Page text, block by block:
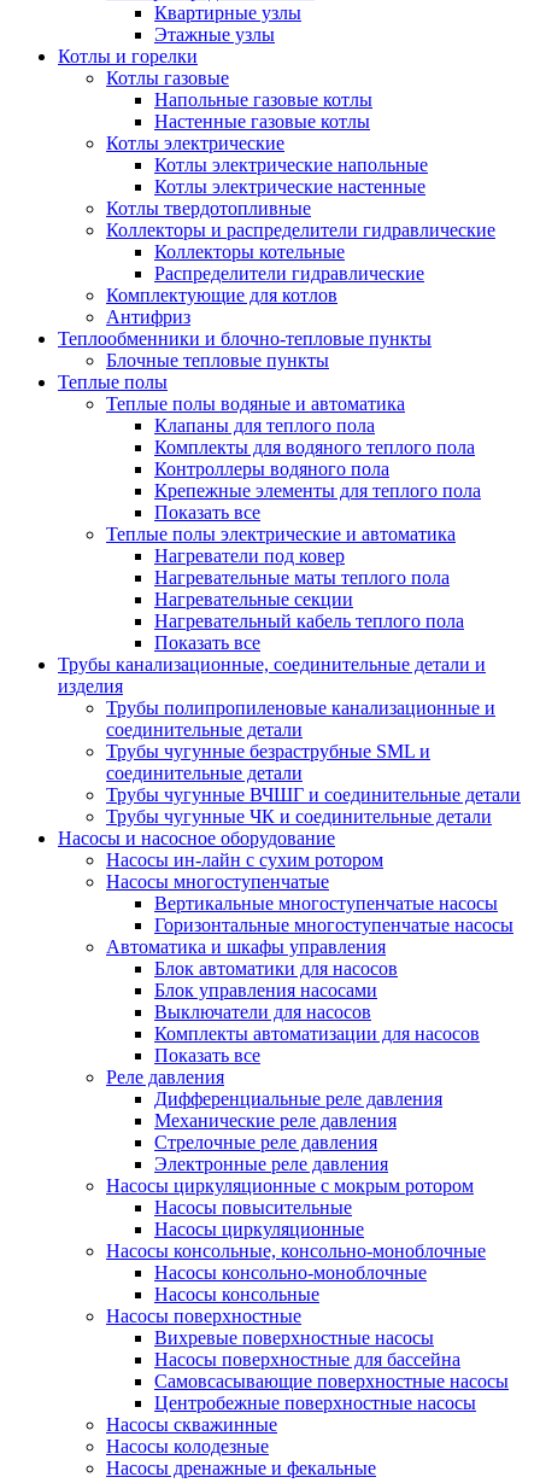
Квартирные узлы
Этажные узлы
Котлы и горелки
Котлы газовые
Напольные газовые котлы
Настенные газовые котлы
Котлы электрические
Котлы электрические напольные
Котлы электрические настенные
Котлы твердотопливные
Коллекторы и распределители гидравлические
Коллекторы котельные
Распределители гидравлические
Комплектующие для котлов
Антифриз
Теплообменники и блочно-тепловые пункты
Блочные тепловые пункты
Теплые полы
Теплые полы водяные и автоматика
Клапаны для теплого пола
Комплекты для водяного теплого пола
Контроллеры водяного пола
Крепежные элементы для теплого пола
Показать все
Теплые полы электрические и автоматика
Нагреватели под ковер
Нагревательные маты теплого пола
Нагревательные секции
Нагревательный кабель теплого пола
Показать все
Трубы канализационные, соединительные детали и
изделия
Трубы полипропиленовые канализационные и
соединительные детали
Трубы чугунные безраструбные SML и
соединительные детали
Трубы чугунные ВЧШГ и соединительные детали
Трубы чугунные ЧК и соединительные детали
Насосы и насосное оборудование
Насосы ин-лайн с сухим ротором
Насосы многоступенчатые
Вертикальные многоступенчатые насосы
Горизонтальные многоступенчатые насосы
Автоматика и шкафы управления
Блок автоматики для насосов
Блок управления насосами
Выключатели для насосов
Комплекты автоматизации для насосов
Показать все
Реле давления
Дифференциальные реле давления
Механические реле давления
Стрелочные реле давления
Электронные реле давления
Насосы циркуляционные с мокрым ротором
Насосы повысительные
Насосы циркуляционные
Насосы консольные, консольно-моноблочные
Насосы консольно-моноблочные
Насосы консольные
Насосы поверхностные
Вихревые поверхностные насосы
Насосы поверхностные для бассейна
Самовсасывающие поверхностные насосы
Центробежные поверхностные насосы
Насосы скважинные
Насосы колодезные
Насосы дренажные и фекальные